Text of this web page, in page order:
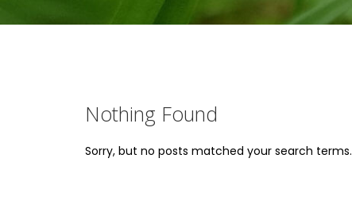
Nothing Found
Sorry, but no posts matched your search terms.